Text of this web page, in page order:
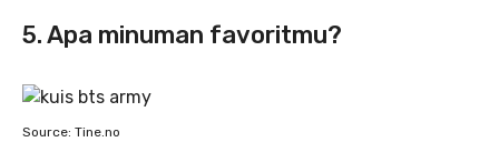
5. Apa minuman favoritmu?
Source: Tine.no